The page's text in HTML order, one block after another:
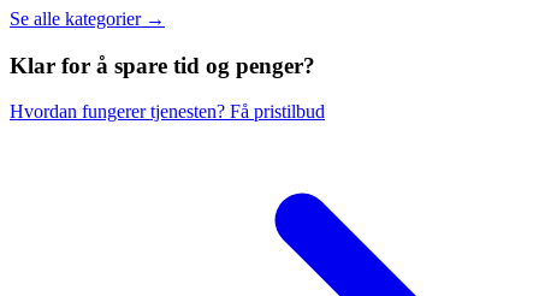
Se alle kategorier →
Klar for å spare tid og penger?
Hvordan fungerer tjenesten? Få pristilbud